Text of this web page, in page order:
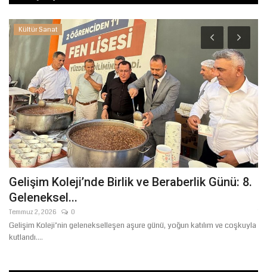
Kültür Sanat
Gelişim Koleji’nde Birlik ve Beraberlik Günü: 8.
Geleneksel...
Temmuz 2, 2026 0
Gelişim Koleji’nin gelenekselleşen aşure günü, yoğun katılım ve coşkuyla
kutlandı....